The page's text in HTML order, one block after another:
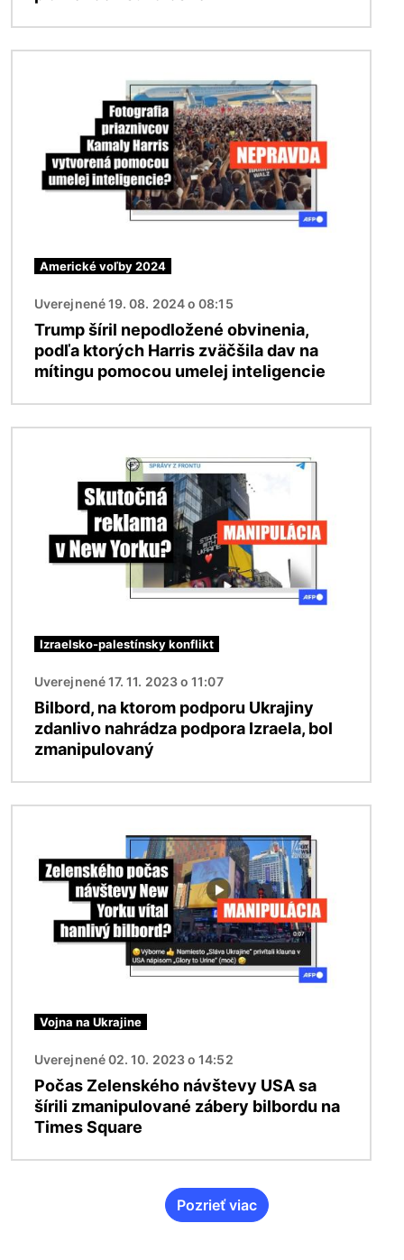
Americké voľby 2024
Uverejnené 19. 08. 2024 o 08:15
Trump šíril nepodložené obvinenia,
podľa ktorých Harris zväčšila dav na
mítingu pomocou umelej inteligencie
Izraelsko-palestínsky konflikt
Uverejnené 17. 11. 2023 o 11:07
Bilbord, na ktorom podporu Ukrajiny
zdanlivo nahrádza podpora Izraela, bol
zmanipulovaný
Vojna na Ukrajine
Uverejnené 02. 10. 2023 o 14:52
Počas Zelenského návštevy USA sa
šírili zmanipulované zábery bilbordu na
Times Square
Pozrieť viac